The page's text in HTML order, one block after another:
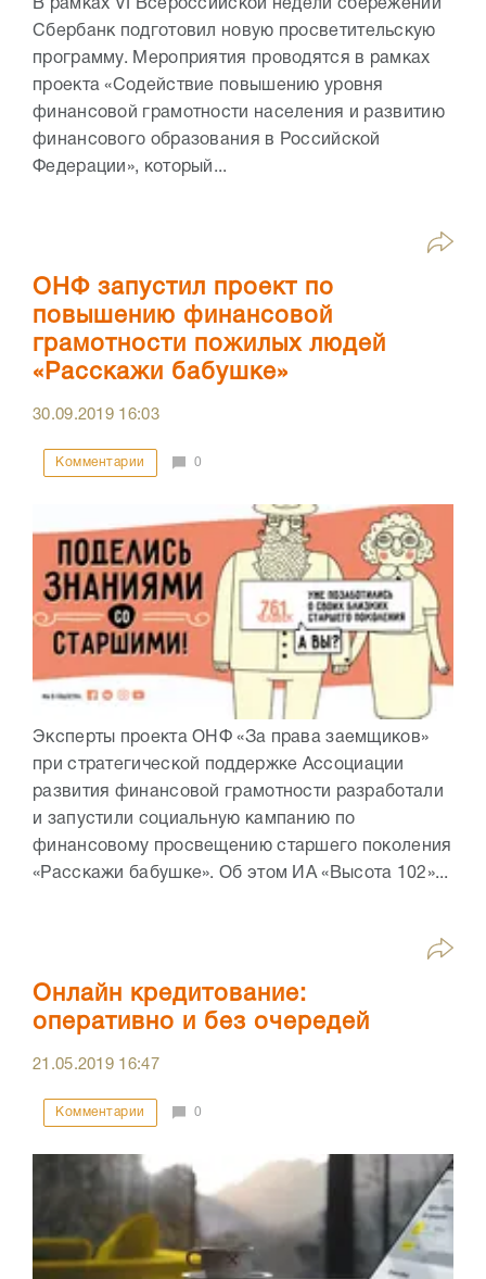
В рамках VI Всероссийской недели сбережений
Сбербанк подготовил новую просветительскую
программу. Мероприятия проводятся в рамках
проекта «Содействие повышению уровня
финансовой грамотности населения и развитию
финансового образования в Российской
Федерации», который...
ОНФ запустил проект по
повышению финансовой
грамотности пожилых людей
«Расскажи бабушке»
30.09.2019 16:03
Комментарии 0
Эксперты проекта ОНФ «За права заемщиков»
при стратегической поддержке Ассоциации
развития финансовой грамотности разработали
и запустили социальную кампанию по
финансовому просвещению старшего поколения
«Расскажи бабушке». Об этом ИА «Высота 102»...
Онлайн кредитование:
оперативно и без очередей
21.05.2019 16:47
Комментарии 0